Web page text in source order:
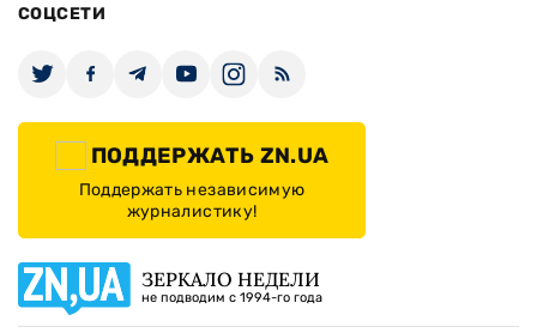
СОЦСЕТИ
ПОДДЕРЖАТЬ ZN.UA
Поддержать независимую
журналистику!
ЗЕРКАЛО НЕДЕЛИ
не подводим с 1994-го года